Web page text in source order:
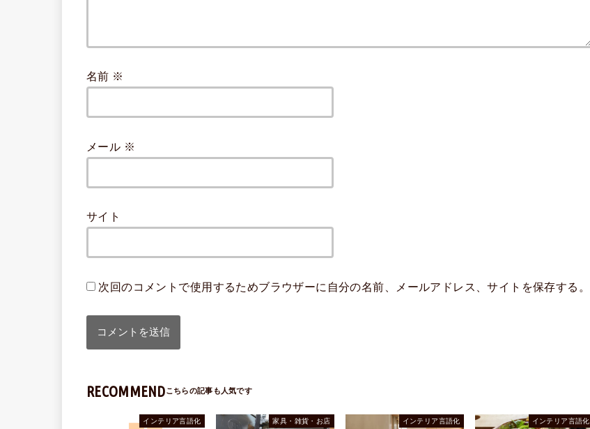
名前 ※
メール ※
サイト
次回のコメントで使用するためブラウザーに自分の名前、メールアドレス、サイトを保存する。
RECOMMEND
インテリア言語化 家具・雑貨・お店 インテリア言語化 インテリア言語化